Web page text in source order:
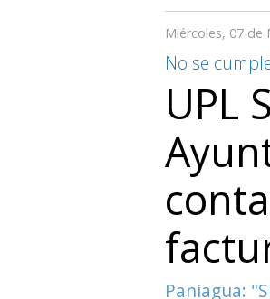
Miércoles, 07 de
No se
UPL
Paniagua: